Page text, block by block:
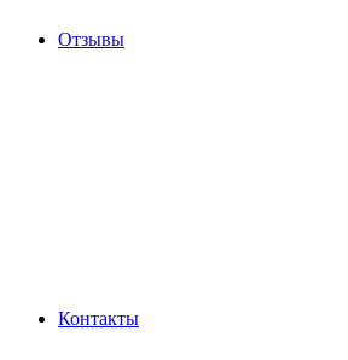
Отзывы
Контакты